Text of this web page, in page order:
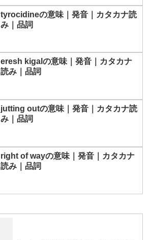
tyrocidineの意味｜発音｜カタカナ読
み｜品詞
eresh kigalの意味｜発音｜カタカナ
読み｜品詞
jutting outの意味｜発音｜カタカナ読
み｜品詞
right of wayの意味｜発音｜カタカナ
読み｜品詞